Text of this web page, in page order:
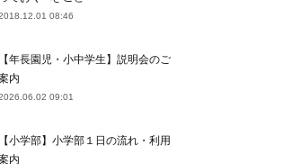
08:46
【年長園児・小中学生】説明会のご
内
09:01
【小学部】小学部１日の流れ・利用
内